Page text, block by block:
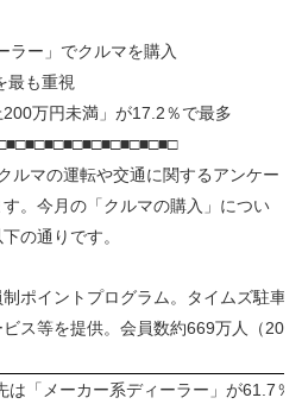
ー」でクルマを購入
最も重視
万円未満」が17.2％で最多
ルマの運転や交通に関するアンケー
。今月の「クルマの購入」につい
の通りです。
ポイントプログラム。タイムズ駐車
ス等を提供。会員数約669万人（
「メーカー系ディーラー」が61.7％